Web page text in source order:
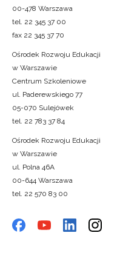
00-478 Warszawa
tel. 22 345 37 00
fax 22 345 37 70
Ośrodek Rozwoju Edukacji
w Warszawie
Centrum Szkoleniowe
ul. Paderewskiego 77
05-070 Sulejówek
tel. 22 783 37 84
Ośrodek Rozwoju Edukacji
w Warszawie
ul. Polna 46A
00-644 Warszawa
tel. 22 570 83 00